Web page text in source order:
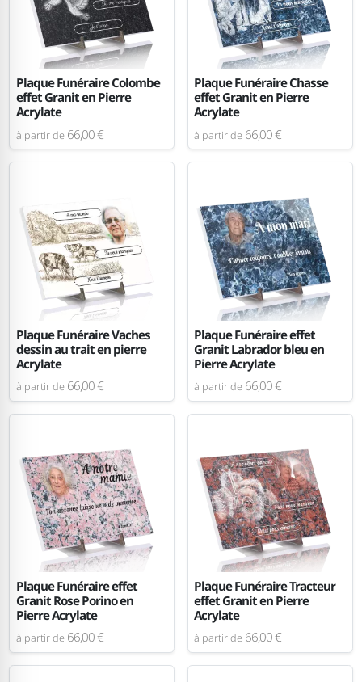
Plaque Funéraire Colombe
effet Granit en Pierre
Acrylate
à partir de 66,00 €
Plaque Funéraire Chasse
effet Granit en Pierre
Acrylate
à partir de 66,00 €
Plaque Funéraire Vaches
dessin au trait en pierre
Acrylate
à partir de 66,00 €
Plaque Funéraire effet
Granit Labrador bleu en
Pierre Acrylate
à partir de 66,00 €
Plaque Funéraire effet
Granit Rose Porino en
Pierre Acrylate
à partir de 66,00 €
Plaque Funéraire Tracteur
effet Granit en Pierre
Acrylate
à partir de 66,00 €